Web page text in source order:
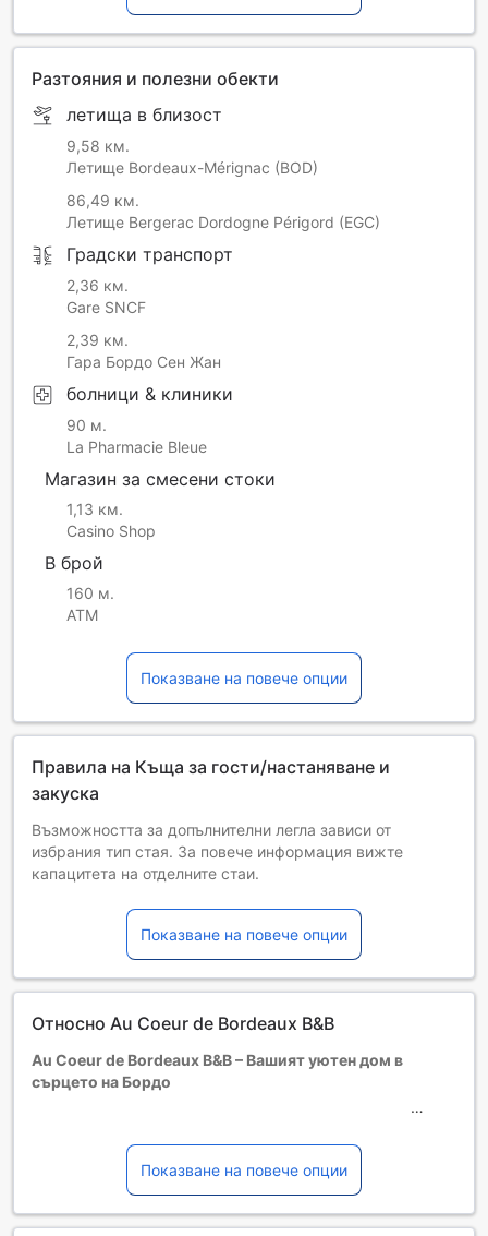
Разтояния и полезни обекти
летища в близост
9,58 км.
Летище Bordeaux-Mérignac (BOD)
86,49 км.
Летище Bergerac Dordogne Périgord (EGC)
Градски транспорт
2,36 км.
Gare SNCF
2,39 км.
Гара Бордо Сен Жан
болници & клиники
90 м.
La Pharmacie Bleue
Магазин за смесени стоки
1,13 км.
Casino Shop
В брой
160 м.
ATM
Показване на повече опции
Правила на Къща за гости/настаняване и
закуска
Възможността за допълнителни легла зависи от
избрания тип стая. За повече информация вижте
капацитета на отделните стаи.
прилагат различни условия и допълнителни плащания.
Показване на повече опции
Относно Au Coeur de Bordeaux B&B
Au Coeur de Bordeaux B&B – Вашият уютен дом в
сърцето на Бордо
хотел, който предлага уникално изживяване в самото
сърце на Бордо, Франция. Със своята стратегическа
локация, този уютен пансион е идеалната отправна
точка за разглеждане на забележителностите на града
Показване на повече опции